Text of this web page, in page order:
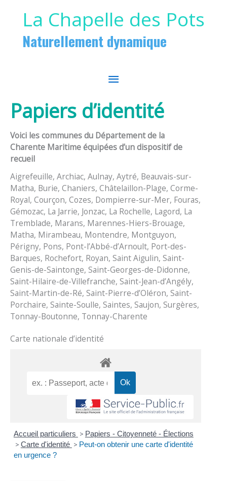
La Chapelle des Pots
Naturellement dynamique
MENU
PRINCIPAL
Papiers d’identité
Voici les communes du Département de la
Charente Maritime équipées d’un dispositif de
recueil
Aigrefeuille, Archiac, Aulnay, Aytré, Beauvais-sur-
Matha, Burie, Chaniers, Châtelaillon-Plage, Corme-
Royal, Courçon, Cozes, Dompierre-sur-Mer, Fouras,
Gémozac, La Jarrie, Jonzac, La Rochelle, Lagord, La
Tremblade, Marans, Marennes-Hiers-Brouage,
Matha, Mirambeau, Montendre, Montguyon,
Périgny, Pons, Pont-l’Abbé-d’Arnoult, Port-des-
Barques, Rochefort, Royan, Saint Aigulin, Saint-
Genis-de-Saintonge, Saint-Georges-de-Didonne,
Saint-Hilaire-de-Villefranche, Saint-Jean-d’Angély,
Saint-Martin-de-Ré, Saint-Pierre-d’Oléron, Saint-
Porchaire, Sainte-Soulle, Saintes, Saujon, Surgères,
Tonnay-Boutonne, Tonnay-Charente
Carte nationale d’identité
Accueil particuliers > Papiers - Citoyenneté - Élections
> Carte d'identité > Peut-on obtenir une carte d'identité
en urgence ?